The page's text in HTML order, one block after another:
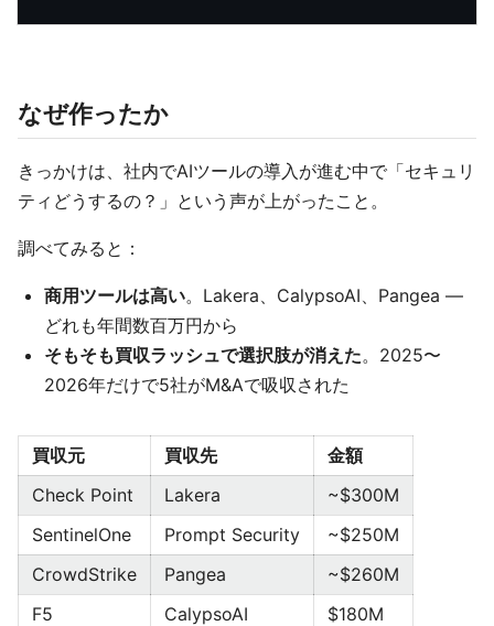
なぜ作ったか
きっかけは、社内でAIツールの導入が進む中で「セキュリ
ティどうするの？」という声が上がったこと。
調べてみると：
商用ツールは高い。Lakera、CalypsoAI、Pangea —
どれも年間数百万円から
そもそも買収ラッシュで選択肢が消えた。2025〜
2026年だけで5社がM&Aで吸収された
買収元 買収先
金額
Check Point
Lakera
~$300M
SentinelOne
Prompt Security
~$250M
CrowdStrike
Pangea
~$260M
F5
CalypsoAI
$180M